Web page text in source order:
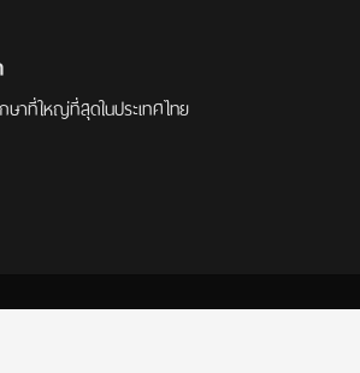
าที่ใหญ่ที่สุดในประเทศไทย